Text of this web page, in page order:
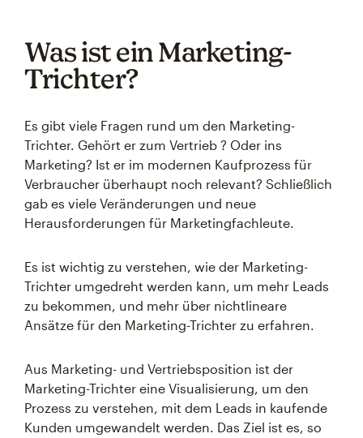
Was ist ein Marketing-
Trichter?
Es gibt viele Fragen rund um den Marketing-
Trichter. Gehört er zum Vertrieb ? Oder ins
Marketing? Ist er im modernen Kaufprozess für
Verbraucher überhaupt noch relevant? Schließlich
gab es viele Veränderungen und neue
Herausforderungen für Marketingfachleute.
Es ist wichtig zu verstehen, wie der Marketing-
Trichter umgedreht werden kann, um mehr Leads
zu bekommen, und mehr über nichtlineare
Ansätze für den Marketing-Trichter zu erfahren.
Aus Marketing- und Vertriebsposition ist der
Marketing-Trichter eine Visualisierung, um den
Prozess zu verstehen, mit dem Leads in kaufende
Kunden umgewandelt werden. Das Ziel ist es, so